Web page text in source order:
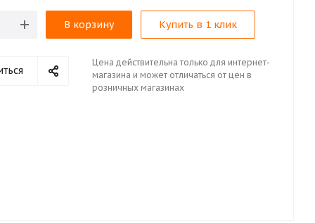
В корзину Купить в 1 клик
Цена действительна только для интернет-
магазина и может отличаться от цен в
розничных магазинах